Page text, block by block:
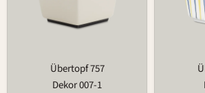
Übertopf 757
Dekor 007-1